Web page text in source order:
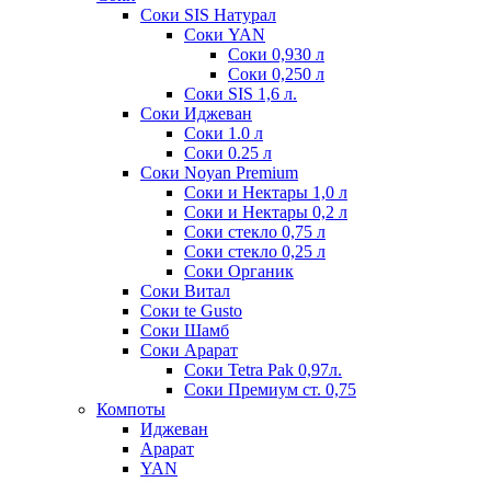
Соки SIS Натурал
Соки YAN
Соки 0,930 л
Соки 0,250 л
Соки SIS 1,6 л.
Соки Иджеван
Соки 1.0 л
Соки 0.25 л
Соки Noyan Premium
Соки и Нектары 1,0 л
Соки и Нектары 0,2 л
Соки стекло 0,75 л
Соки стекло 0,25 л
Соки Органик
Соки Витал
Соки te Gusto
Соки Шамб
Соки Арарат
Соки Tetra Pak 0,97л.
Соки Премиум ст. 0,75
Компоты
Иджеван
Арарат
YAN